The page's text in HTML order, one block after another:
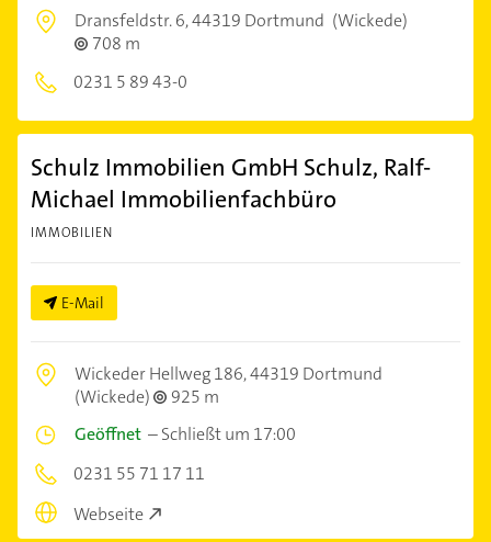
Dransfeldstr. 6,44319 Dortmund (Wickede)
708 m
0231 5 89 43-0
Schulz Immobilien GmbH Schulz, Ralf-
Michael Immobilienfachbüro
IMMOBILIEN
E-Mail
Wickeder Hellweg 186,44319 Dortmund
(Wickede)
925 m
Geöffnet –Schließt um 17:00
0231 55 71 17 11
Webseite